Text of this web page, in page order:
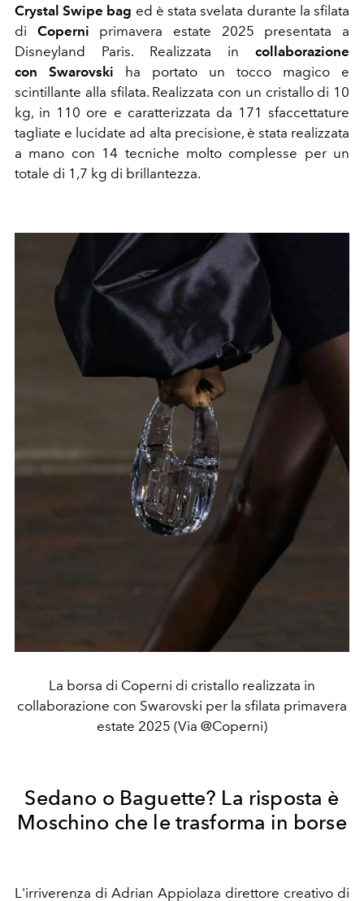
Crystal Swipe bag ed è stata svelata durante la sfilata
di Coperni primavera estate 2025 presentata a
Disneyland Paris. Realizzata in collaborazione
con Swarovski ha portato un tocco magico e
scintillante alla sfilata. Realizzata con un cristallo di 10
kg, in 110 ore e caratterizzata da 171 sfaccettature
tagliate e lucidate ad alta precisione, è stata realizzata
a mano con 14 tecniche molto complesse per un
totale di 1,7 kg di brillantezza.
La borsa di Coperni di cristallo realizzata in
collaborazione con Swarovski per la sfilata primavera
estate 2025 (Via @Coperni)
Sedano o Baguette? La risposta è
Moschino che le trasforma in borse
L'irriverenza di Adrian Appiolaza direttore creativo di